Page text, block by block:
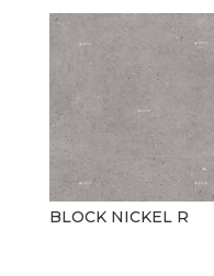
BLOCK NICKEL R